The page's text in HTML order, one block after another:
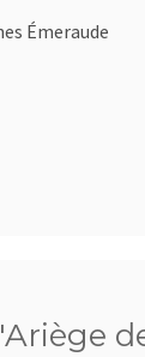
Émeraude